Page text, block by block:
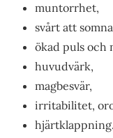
muntorrhet,
svårt att
ökad puls och
huvudvärk,
magbesvär,
irritabilitet,
hjärtklappning.